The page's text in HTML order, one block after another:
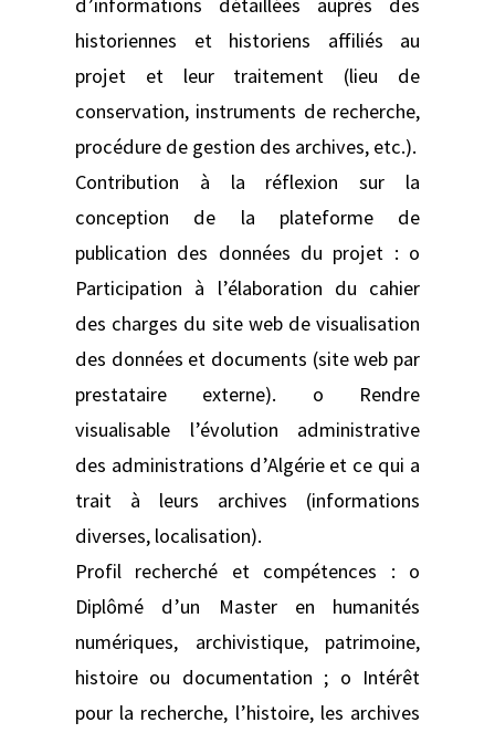
historiennes et historiens affiliés au
projet et leur traitement (lieu de
conservation, instruments de recherche,
procédure de gestion des archives, etc.).
Contribution à la réflexion sur la
conception de la plateforme de
publication des données du projet : o
Participation à l’élaboration du cahier
des charges du site web de visualisation
des données et documents (site web par
prestataire externe). o Rendre
visualisable l’évolution administrative
des administrations d’Algérie et ce qui a
trait à leurs archives (informations
diverses, localisation).
Profil recherché et compétences : o
Diplômé d’un Master en humanités
numériques, archivistique, patrimoine,
histoire ou documentation ; o Intérêt
pour la recherche, l’histoire, les archives